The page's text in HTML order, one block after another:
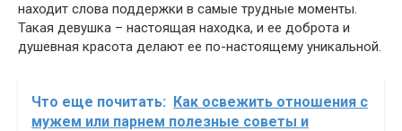
находит слова поддержки в самые трудные моменты.
Такая девушка – настоящая находка, и ее доброта и
душевная красота делают ее по-настоящему уникальной.
Что еще почитать: Как освежить отношения с
мужем или парнем полезные советы и